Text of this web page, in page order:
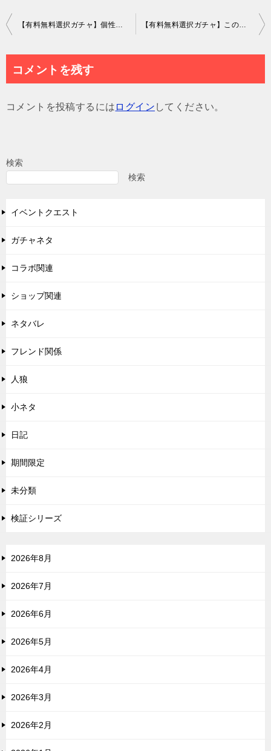
投
ビ
ョ
【有料無料選択ガチャ】個性は求めているけどオシャレがの方が大事なんだけどね？ｗ トモダチはAIロボットガチャ【デザインが変わるお面】 【有料無料選択ガチャ】この品質で登場されても誰得としか思えないし製作時間の無駄じゃね？ｗ求めている物を意図的にずらし過ぎｗｗｗ ブルーベリーレアチーズちゃんガチャ【低クオリティ】
コメントを残す
コメントを投稿するには ログイン してください。
検索
検索
イベントクエスト
ガチャネタ
コラボ関連
ショップ関連
ネタバレ
フレンド関係
人狼
小ネタ
日記
期間限定
未分類
検証シリーズ
2026年8月
2026年7月
2026年6月
2026年5月
2026年4月
2026年3月
2026年2月